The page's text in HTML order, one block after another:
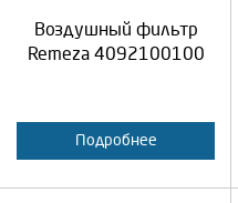
Воздушный фильтр
Remeza 4092100100
Подробнее
Отмена